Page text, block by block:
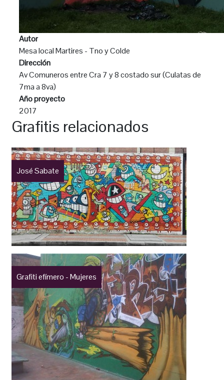
Autor
Mesa local Martires - Tno y Colde
Dirección
Av Comuneros entre Cra 7 y 8 costado sur (Culatas de
7ma a 8va)
Año proyecto
2017
Grafitis relacionados
José Sabate
Grafiti efímero - Mujeres